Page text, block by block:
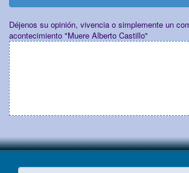
Déjenos su opinión, vivencia o simplemente un
acontecimiento "Muere Alberto Castillo"